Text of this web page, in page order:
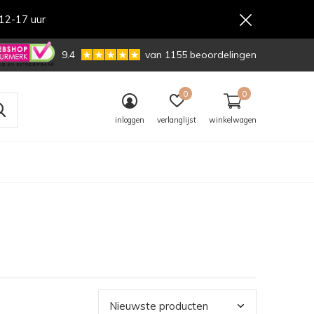
inloggen verlanglijst
0
winkelwagen
0
9.4 van 1155 beoordelingen
17 uur